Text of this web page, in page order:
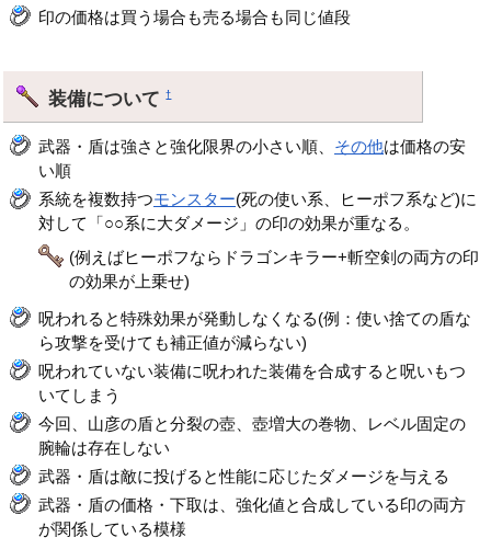
印の価格は買う場合も売る場合も同じ値段
装備について†
武器・盾は強さと強化限界の小さい順、 その他は価格の安
い順
系統を複数持つモンスター(死の使い系、ヒーポフ系など)に
対して「○○系に大ダメージ」の印の効果が重なる。
(例えばヒーポフならドラゴンキラー+斬空剣の両方の印
の効果が上乗せ)
呪われると特殊効果が発動しなくなる(例：使い捨ての盾な
ら攻撃を受けても補正値が減らない)
呪われていない装備に呪われた装備を合成すると呪いもつ
いてしまう
今回、山彦の盾と分裂の壺、壺増大の巻物、レベル固定の
腕輪は存在しない
武器・盾は敵に投げると性能に応じたダメージを与える
武器・盾の価格・下取は、強化値と合成している印の両方
が関係している模様